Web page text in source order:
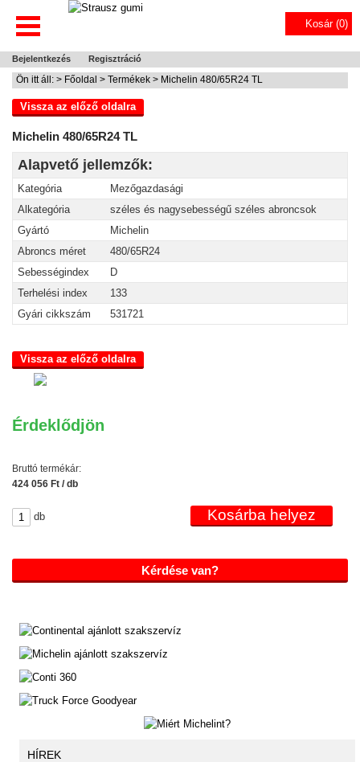
Kosár (0)
Bejelentkezés Regisztráció
Ön itt áll: > Főoldal > Termékek > Michelin 480/65R24 TL
Vissza az előző oldalra
Michelin 480/65R24 TL
Alapvető jellemzők:
Kategória
Mezőgazdasági
Alkategória
széles és nagysebességű széles abroncsok
Gyártó
Michelin
Abroncs méret
480/65R24
Sebességindex
D
Terhelési index
133
Gyári cikkszám
531721
Vissza az előző oldalra
Érdeklődjön
Bruttó termékár:
424 056 Ft / db
db
Kérdése van?
HÍREK